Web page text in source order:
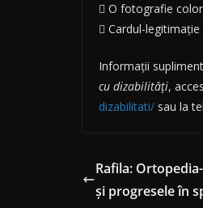
 O fotografie
 Cardul-
Informații
cu dizabilități,
dizabilitati/ sau la
Rafila:
şi progresele în